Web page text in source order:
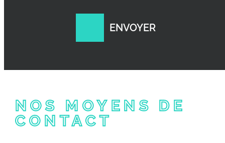
NOS MOYENS DE
CONTACT